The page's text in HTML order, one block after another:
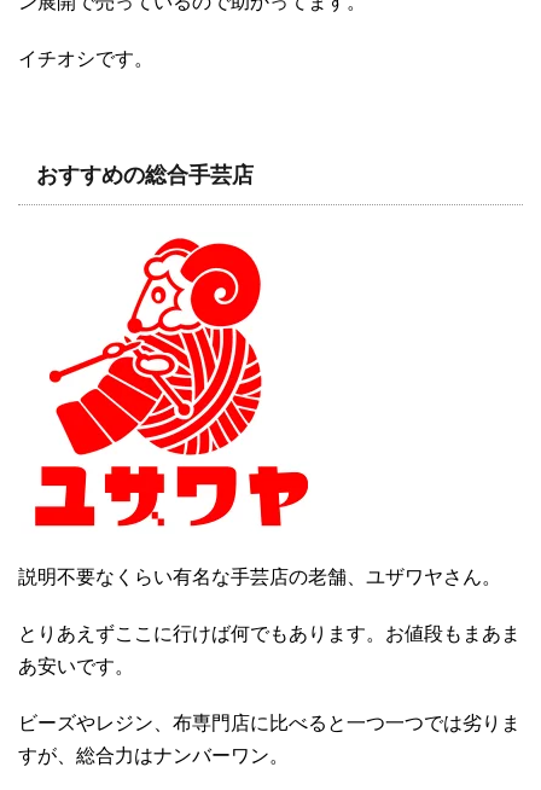
イチオシです。
おすすめの総合手芸店
説明不要なくらい有名な手芸店の老舗、ユザワヤさん。
とりあえずここに行けば何でもあります。お値段もまあま
あ安いです。
ビーズやレジン、布専門店に比べると一つ一つでは劣りま
すが、総合力はナンバーワン。